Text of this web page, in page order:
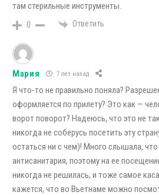
там стерильные инструменты.
0 Ответить
Мария 7 лет назад
Я что-то не правильно поняла?
оформляется по прилету? Это как —
ворот поворот? Надеюсь, что это не
никогда не соберусь посетить эту
остаться ни с чем)! Много слышала, что
антисанитария, поэтому на ее
никогда не решилась, и тоже самое
кажется, что во Вьетнаме можно